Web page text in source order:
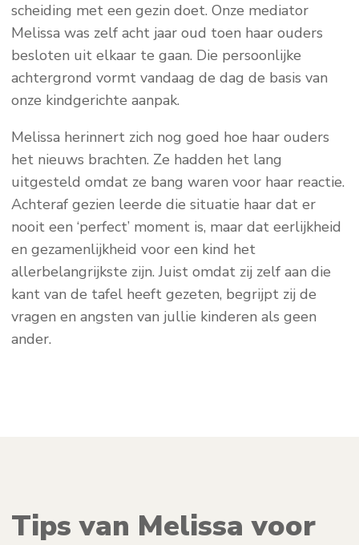
scheiding met een gezin doet. Onze mediator
Melissa was zelf acht jaar oud toen haar ouders
besloten uit elkaar te gaan. Die persoonlijke
achtergrond vormt vandaag de dag de basis van
onze kindgerichte aanpak.
Melissa herinnert zich nog goed hoe haar ouders
het nieuws brachten. Ze hadden het lang
uitgesteld omdat ze bang waren voor haar reactie.
Achteraf gezien leerde die situatie haar dat er
nooit een ‘perfect’ moment is, maar dat eerlijkheid
en gezamenlijkheid voor een kind het
allerbelangrijkste zijn. Juist omdat zij zelf aan die
kant van de tafel heeft gezeten, begrijpt zij de
vragen en angsten van jullie kinderen als geen
ander.
Tips van Melissa voor